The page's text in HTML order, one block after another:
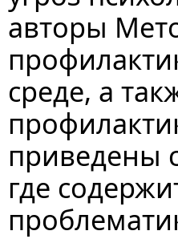
авторы
среде, а
приведены
где